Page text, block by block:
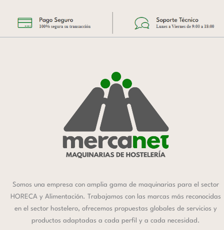
Somos una empresa con amplia gama de maquinarias para el sector
HORECA y Alimentación. Trabajamos con las marcas más reconocidas
en el sector hostelero, ofrecemos propuestas globales de servicios y
productos adaptadas a cada perfil y a cada necesidad.